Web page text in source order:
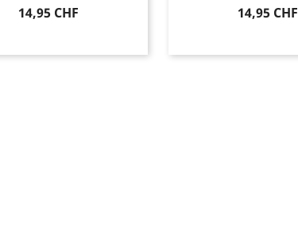
Prix
14,95 CHF Prix
14,95 CHF